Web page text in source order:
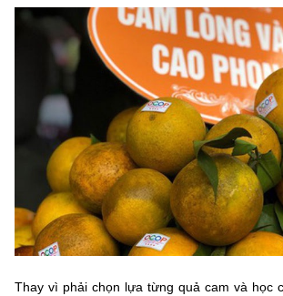
Bưu chính, Viễn thông
Sở hữu trí tuệ
Tiêu chuẩn, đo lường, chất lượng
Năng lượng nguyên tử
Tin tổng hợp
Văn bản chỉ đạo điều hành
Lấy ý kiến người dân về dự thảo
THỐNG KÊ
Khoa học và Công nghệ
Đổi mới sáng tạo
Chuyển đổi số
Bưu chính, Viễn thông
Sở hữu trí tuệ
THƯ ĐIỆN TỬ
Videos
Infographic
Thay vì phải chọn lựa từng quả cam và học